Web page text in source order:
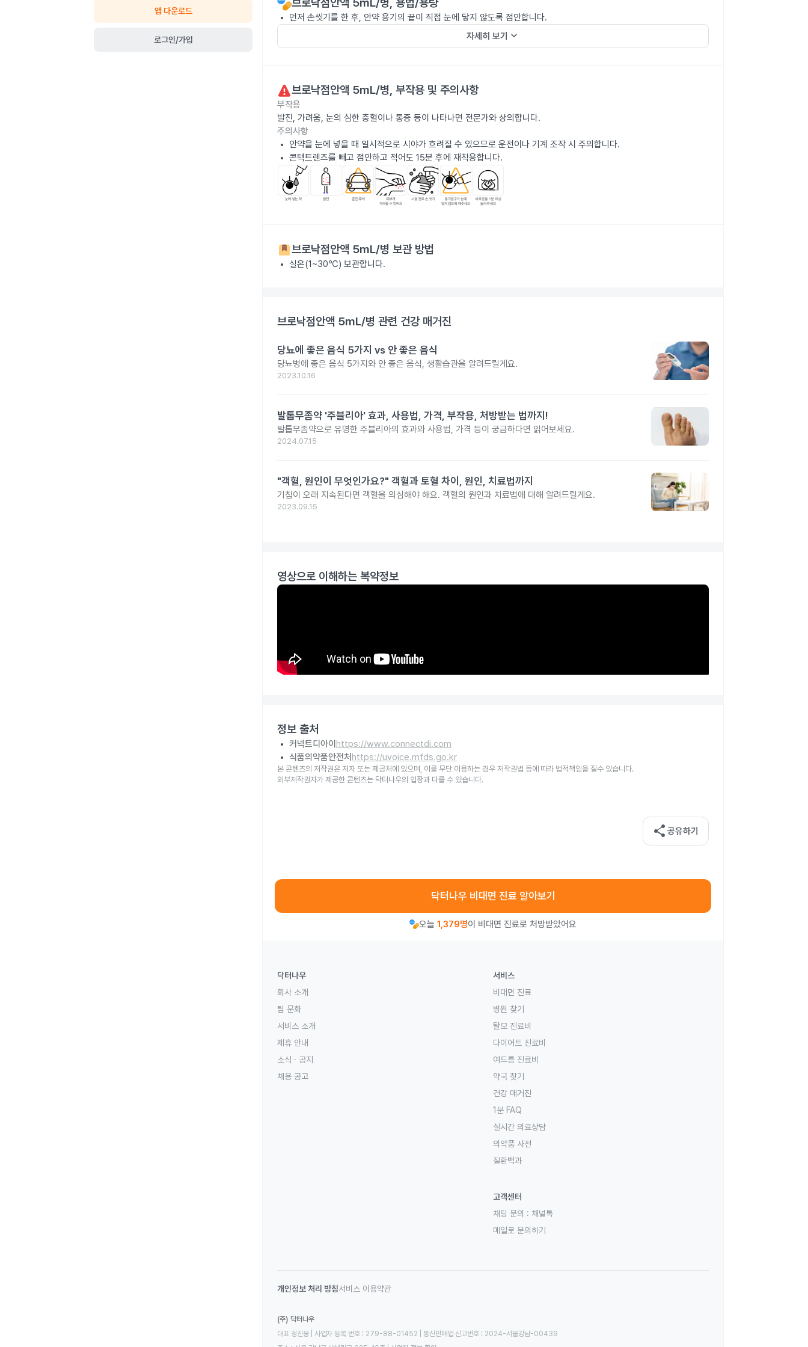
앱 다운로드
로그인/가입
먼저 손씻기를 한 후, 안약 용기의 끝이 직접 눈에 닿지 않도록 점안합니다.
자세히 보기 keyboard_arrow_down
브로낙점안액 5mL/병, 부작용 및 주의사항
부작용
발진, 가려움, 눈의 심한 충혈이나 통증 등이 나타나면 전문가와 상의합니다.
주의사항
안약을 눈에 넣을 때 일시적으로 시야가 흐려질 수 있으므로 운전이나 기계 조작 시 주의합니다.
콘택트렌즈를 빼고 점안하고 적어도 15분 후에 재착용합니다.
브로낙점안액 5mL/병 보관 방법
실온(1~30℃) 보관합니다.
브로낙점안액 5mL/병 관련 건강 매거진
당뇨에 좋은 음식 5가지 vs 안 좋은 음식
당뇨병에 좋은 음식 5가지와 안 좋은 음식, 생활습관을 알려드릴게요.
2023.10.16
발톱무좀약 '주블리아' 효과, 사용법, 가격, 부작용, 처방받는 법까지!
발톱무좀약으로 유명한 주블리아의 효과와 사용법, 가격 등이 궁금하다면 읽어보세요.
2024.07.15
"객혈, 원인이 무엇인가요?" 객혈과 토혈 차이, 원인, 치료법까지
기침이 오래 지속된다면 객혈을 의심해야 해요. 객혈의 원인과 치료법에 대해 알려드릴게요.
2023.09.15
영상으로 이해하는 복약정보
정보 출처
커넥트디아이 https://www.connectdi.com
식품의약품안전처 https://uvoice.mfds.go.kr
본 콘텐츠의 저작권은 저자 또는 제공처에 있으며, 이를 무단 이용하는 경우 저작권법 등에 따라 법적책임을 질수 있습니다.
외부저작권자가 제공한 콘텐츠는 닥터나우의 입장과 다를 수 있습니다.
share 공유하기
닥터나우 비대면 진료 알아보기
오늘 1,379명이 비대면 진료로 처방받았어요
닥터나우
회사 소개
팀 문화
서비스 소개
제휴 안내
소식 · 공지
채용 공고
서비스
비대면 진료
병원 찾기
탈모 진료비
다이어트 진료비
여드름 진료비
약국 찾기
건강 매거진
1분 FAQ
실시간 의료상담
의약품 사전
질환백과
고객센터
채팅 문의 : 채널톡
메일로 문의하기
개인정보 처리 방침서비스 이용약관
(주) 닥터나우
대표 정진웅 | 사업자 등록 번호 : 279-88-01452 | 통신판매업 신고번호 : 2024-서울강남-00439